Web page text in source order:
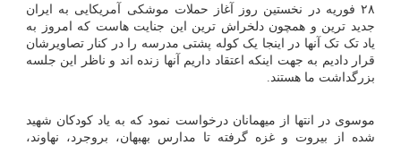
۲۸ فوریه در نخستین روز آغاز حملات موشکی آمریکایی به ایران
جدید ترین و همچون دلخراش ترین این جنایت هاست که امروز به
یاد تک تک آنها در اینجا یک کوله پشتی مدرسه را در کنار تصاویرشان
قرار دادیم به جهت اینکه اعتقاد داریم آنها زنده اند و ناظر این جلسه
بزرگداشت ما هستند.
موسوی در انتها از میهمانان درخواست نمود که به یاد کودکان شهید
شده از بیروت و غزه گرفته تا مدارس بهبهان، بروجرد، نهاوند،